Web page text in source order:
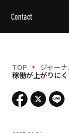
Contact
TOP ジャー
稼働が上がりに